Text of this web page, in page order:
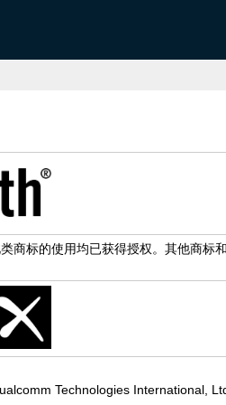
商标的使用均已获得授权。其他商标
Technologies International,